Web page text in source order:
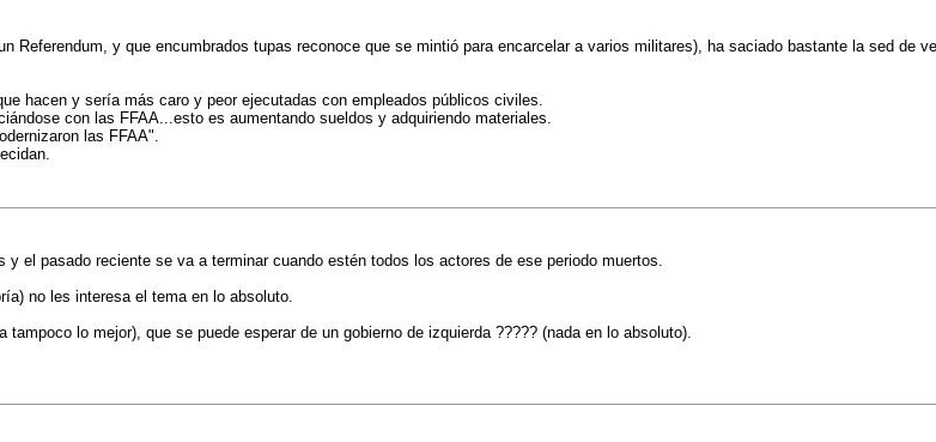
Referendum, y que encumbrados tupas reconoce que se mintió para encarcelar a varios militares), ha saciado bastante la sed de
hacen y sería más caro y peor ejecutadas con empleados públicos civiles.
con las FFAA...esto es aumentando sueldos y adquiriendo materiales.
las FFAA".
el pasado reciente se va a terminar cuando estén todos los actores de ese periodo muertos.
no les interesa el tema en lo absoluto.
lo mejor), que se puede esperar de un gobierno de izquierda ????? (nada en lo absoluto).